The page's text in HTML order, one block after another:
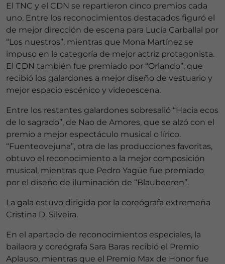
El TNC y el CDN se repartieron cinco premios cada
uno. Entre los reconocimientos destacados figuró el
de mejor dirección de escena para Lucía Carballal por
“Los nuestros”, mientras que Mona Martínez se
impuso en la categoría de mejor actriz protagonista.
El CDN también fue premiado por “Orlando”, que
recibió los galardones a mejor diseño de vestuario y
mejor espacio escénico y videoescena.
Entre los restantes galardones sobresalió “Hacia ecos
de lo sagrado”, de Nao de Amores, que se alzó con el
premio a mejor espectáculo musical o lírico.
“Fuenteovejuna”, otra de las producciones favoritas,
obtuvo el reconocimiento a la mejor composición
musical, mientras que Pedro Yagüe fue premiado
por el diseño de iluminación de “Blaubeeren”.
La gala estuvo dirigida por la coreógrafa extremeña
Cristina D. Silveira.
En el apartado de reconocimientos especiales, la
bailaora y coreógrafa Sara Baras recibió el Premio
Aplauso, mientras que el Premio Max de Honor fue